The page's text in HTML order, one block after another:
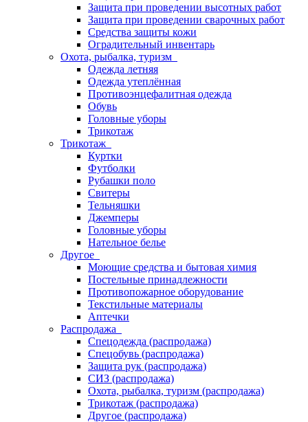
Защита при проведении высотных работ
Защита при проведении сварочных работ
Средства защиты кожи
Оградительный инвентарь
Охота, рыбалка, туризм
Одежда летняя
Одежда утеплённая
Противоэнцефалитная одежда
Обувь
Головные уборы
Трикотаж
Трикотаж
Куртки
Футболки
Рубашки поло
Свитеры
Тельняшки
Джемперы
Головные уборы
Нательное белье
Другое
Моющие средства и бытовая химия
Постельные принадлежности
Противопожарное оборудование
Текстильные материалы
Аптечки
Распродажа
Спецодежда (распродажа)
Спецобувь (распродажа)
Защита рук (распродажа)
СИЗ (распродажа)
Охота, рыбалка, туризм (распродажа)
Трикотаж (распродажа)
Другое (распродажа)